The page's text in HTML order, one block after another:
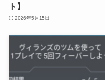
ト】
2026年5月15日